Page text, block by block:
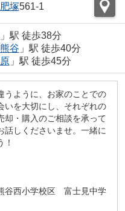
肥塚561-1
」駅 徒歩38分
熊谷 」駅 徒歩40分
」駅 徒歩45分
うように、お家のことでの
いを大切にし、それぞれの
却・購入のご相談を承って
話しくださいませ。一緒に
西小学校区 富士見中学